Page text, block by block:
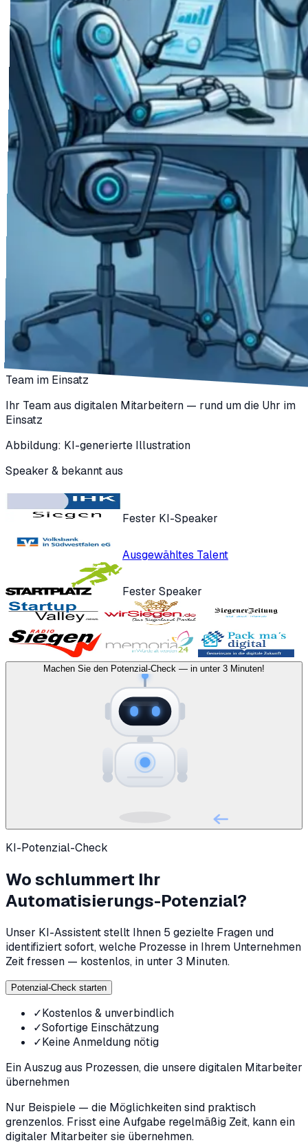
Team im Einsatz
Ihr Team aus digitalen Mitarbeitern — rund um die Uhr im
Einsatz
Abbildung: KI-generierte Illustration
Speaker & bekannt aus
Fester KI-Speaker
Ausgewähltes Talent
Fester Speaker
Machen Sie den Potenzial-Check — in unter 3 Minuten!
KI-Potenzial-Check
Wo schlummert Ihr
Automatisierungs-Potenzial?
Unser KI-Assistent stellt Ihnen 5 gezielte Fragen und
identifiziert sofort, welche Prozesse in Ihrem Unternehmen
Zeit fressen — kostenlos, in unter 3 Minuten.
Potenzial-Check starten
✓Kostenlos & unverbindlich
✓Sofortige Einschätzung
✓Keine Anmeldung nötig
Ein Auszug aus Prozessen, die unsere digitalen Mitarbeiter
übernehmen
Nur Beispiele — die Möglichkeiten sind praktisch
grenzenlos. Frisst eine Aufgabe regelmäßig Zeit, kann ein
digitaler Mitarbeiter sie übernehmen.